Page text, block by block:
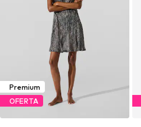
Premium
OFERTA